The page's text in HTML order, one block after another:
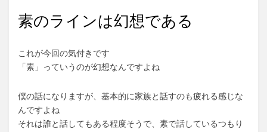
素のラインは幻想である
これが今回の気付きです
「素」っていうのが幻想なんですよね
僕の話になりますが、基本的に家族と話すのも疲れる感じな
んですよね
それは誰と話してもある程度そうで、素で話しているつもり